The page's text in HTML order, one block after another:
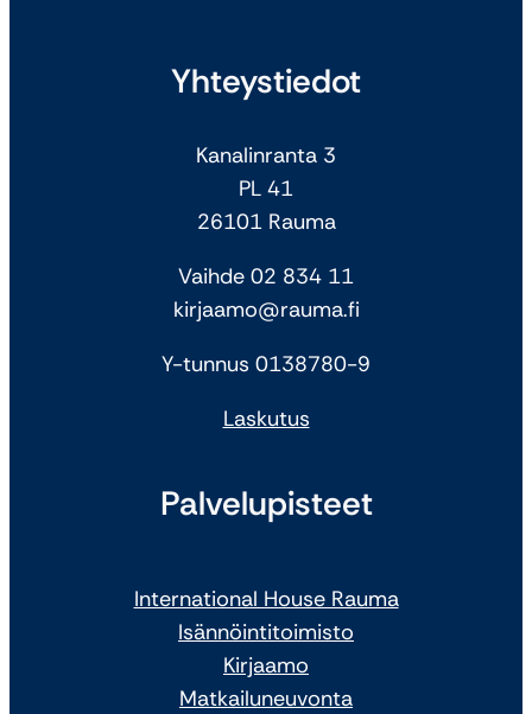
Yhteystiedot
Kanalinranta 3
PL 41
26101 Rauma
Vaihde 02 834 11
kirjaamo@rauma.fi
Y-tunnus 0138780-9
Laskutus
Palvelupisteet
International House Rauma
Isännöintitoimisto
Kirjaamo
Matkailuneuvonta